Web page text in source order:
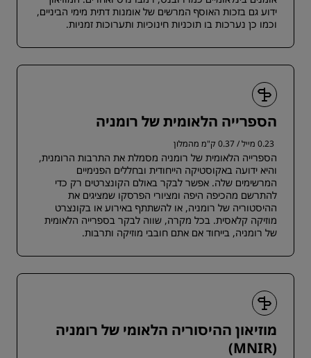
ידוע גם בזכות האוסף המרשים של אומנות דתית מימי הביניים,
וכמו כן נערכות בו תוכניות חינוכיות ותערוכות זמניות.
הספרייה הלאומית של רומניה
0.23 מייל / 0.37 ק"מ מהמלון
הספרייה הלאומית של רומניה מסמלת את התרבות הרומנית,
והיא ידועה באקוסטיקה הייחודית ובחללים הפנימיים
המרשימים שלה. אפשר לבקר באולם הקונצרטים רק כדי
להתרשם מהכיפה היפה ומציורי הפרסקו שמציגים את
ההיסטוריה של רומניה, או להשתתף באירוע או בקונצרט
מוזיקה קלאסית. בכל מקרה, שווה לבקר בספרייה הלאומית
של רומניה, בייחוד אם אתם חובבי מוזיקה ותרבות.
מוזיאון ההיסוריה הלאומי של רומניה
(MNIR)